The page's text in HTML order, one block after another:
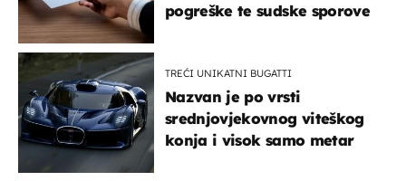
pogreške te sudske sporove
TREĆI UNIKATNI BUGATTI
Nazvan je po vrsti
srednjovjekovnog viteškog
konja i visok samo metar